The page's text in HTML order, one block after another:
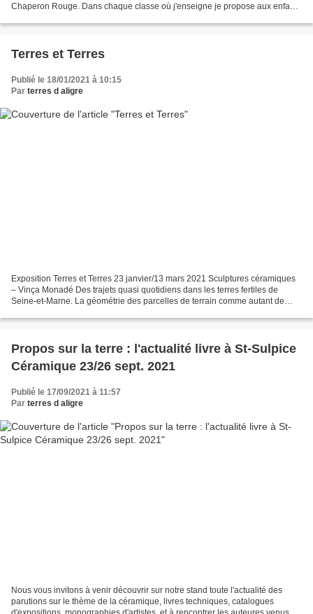
Chaperon Rouge. Dans chaque classe où j'enseigne je propose aux enfants
Terres et Terres
Publié le 18/01/2021 à 10:15
Par terres d aligre
Exposition Terres et Terres 23 janvier/13 mars 2021 Sculptures céramiques
– Vinça Monadé Des trajets quasi quotidiens dans les terres fertiles de
Seine-et-Marne. La géométrie des parcelles de terrain comme autant de
Propos sur la terre : l'actualité livre à St-Sulpice
Céramique 23/26 sept. 2021
Publié le 17/09/2021 à 11:57
Par terres d aligre
Nous vous invitons à venir découvrir sur notre stand toute l'actualité des
parutions sur le thème de la céramique, livres techniques, catalogues